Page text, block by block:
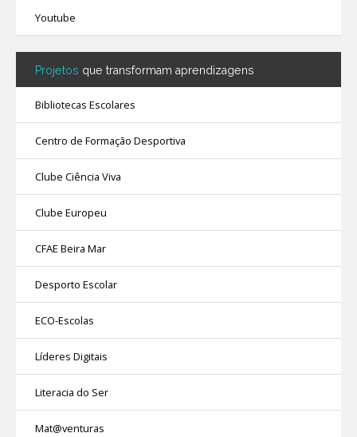
Youtube
Projetos que transformam aprendizagens
Bibliotecas Escolares
Centro de Formação Desportiva
Clube Ciência Viva
Clube Europeu
CFAE Beira Mar
Desporto Escolar
ECO-Escolas
Líderes Digitais
Literacia do Ser
Mat@venturas